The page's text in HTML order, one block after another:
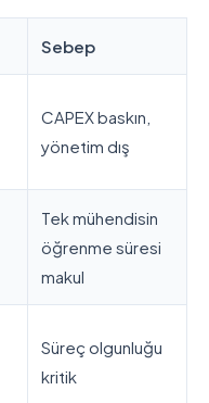
Sebep
CAPEX baskın,
yönetim dış
Tek mühendisin
öğrenme süresi
makul
Süreç olgunluğu
kritik